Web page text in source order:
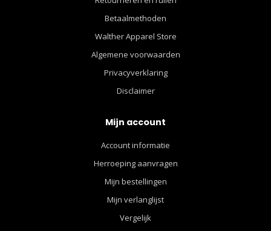
Betaalmethoden
Walther Apparel Store
Algemene voorwaarden
Privacyverklaring
Disclaimer
Mijn account
Account informatie
Herroeping aanvragen
Mijn bestellingen
Mijn verlanglijst
Vergelijk